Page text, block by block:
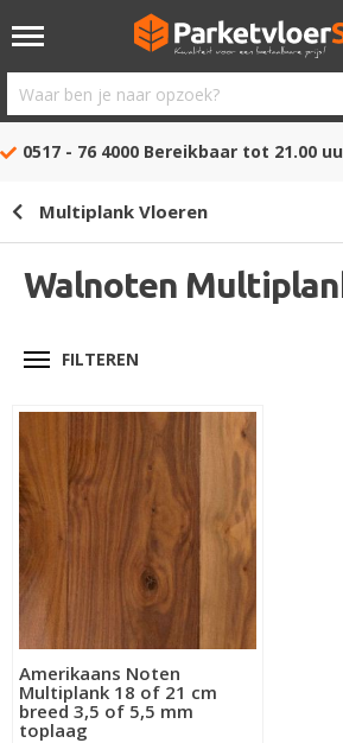
Waar
ben
opzoek?
0517 - 76 4000 Bereikbaar tot 21.00
Multiplank Vloeren
Walnoten
FILTEREN
Amerikaans Noten
Multiplank 18 of 21 cm
breed 3,5 of 5,5 mm
toplaag